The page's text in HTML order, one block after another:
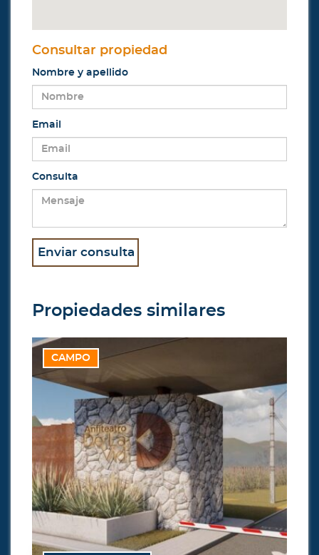
Consultar propiedad
Nombre y apellido
Email
Consulta
Propiedades similares
CAMPO